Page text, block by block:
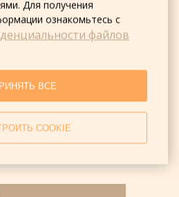
Для получения
ознакомьтесь с
файлов
ВСЕ
COOKIE